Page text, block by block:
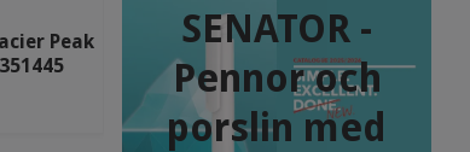
SENATOR -
Pennor och
porslin med
Peak
CUTTER & BUCK Whittier
Jacket Men - 351456
1 099 kr